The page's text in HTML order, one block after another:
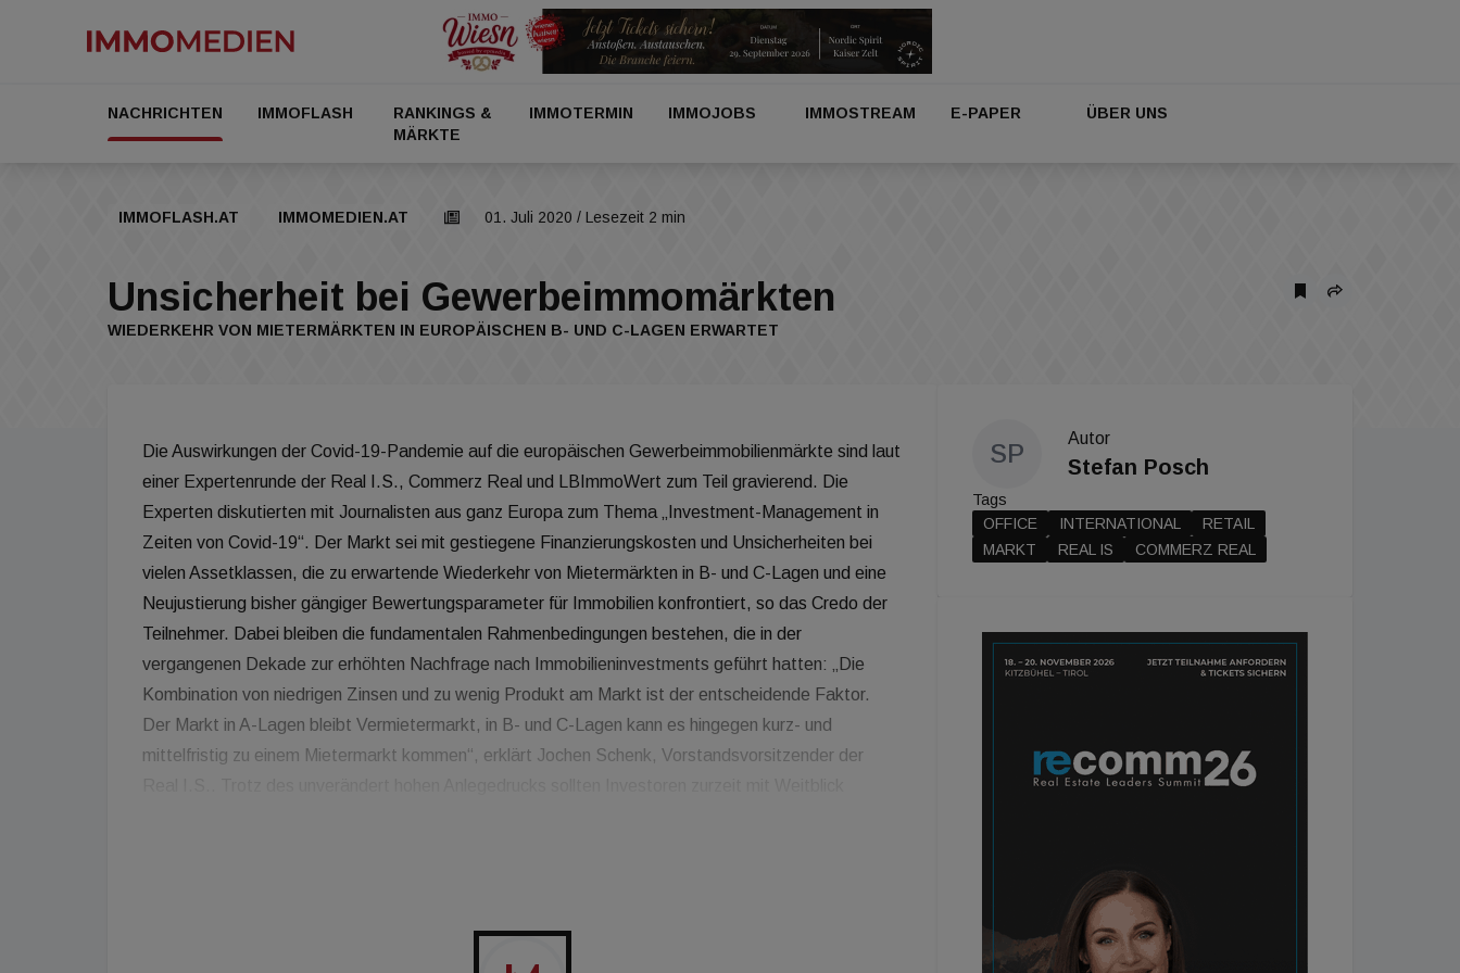
NACHRICHTEN IMMOFLASH
RANKINGS &
MÄRKTE
IMMOTERMIN IMMOJOBS IMMOSTREAM E-PAPER ÜBER UNS
IMMOFLASH.AT IMMOMEDIEN.AT 01. Juli 2020 / Lesezeit 2 min
Unsicherheit bei Gewerbeimmomärkten
WIEDERKEHR VON MIETERMÄRKTEN IN EUROPÄISCHEN B- UND C-LAGEN ERWARTET
Die Auswirkungen der Covid-19-Pandemie auf die europäischen Gewerbeimmobilienmärkte sind laut
einer Expertenrunde der Real I.S., Commerz Real und LBImmoWert zum Teil gravierend. Die
Experten diskutierten mit Journalisten aus ganz Europa zum Thema „Investment-Management in
Zeiten von Covid-19“. Der Markt sei mit gestiegene Finanzierungskosten und Unsicherheiten bei
vielen Assetklassen, die zu erwartende Wiederkehr von Mietermärkten in B- und C-Lagen und eine
Neujustierung bisher gängiger Bewertungsparameter für Immobilien konfrontiert, so das Credo der
Teilnehmer. Dabei bleiben die fundamentalen Rahmenbedingungen bestehen, die in der
vergangenen Dekade zur erhöhten Nachfrage nach Immobilieninvestments geführt hatten: „Die
Kombination von niedrigen Zinsen und zu wenig Produkt am Markt ist der entscheidende Faktor.
Der Markt in A-Lagen bleibt Vermietermarkt, in B- und C-Lagen kann es hingegen kurz- und
mittelfristig zu einem Mietermarkt kommen“, erklärt Jochen Schenk, Vorstandsvorsitzender der
Vollgutachten „state of the art“: „Während aktuelle Bewertungsmethoden nicht auf dem Prüfstand
stehen, werden gängige Bewertungsparameter genau auf Veränderungstendenzen analysiert. Eine
SP
Autor
Stefan Posch
Tags
OFFICE
INTERNATIONAL
RETAIL
MARKT
REAL IS COMMERZ REAL